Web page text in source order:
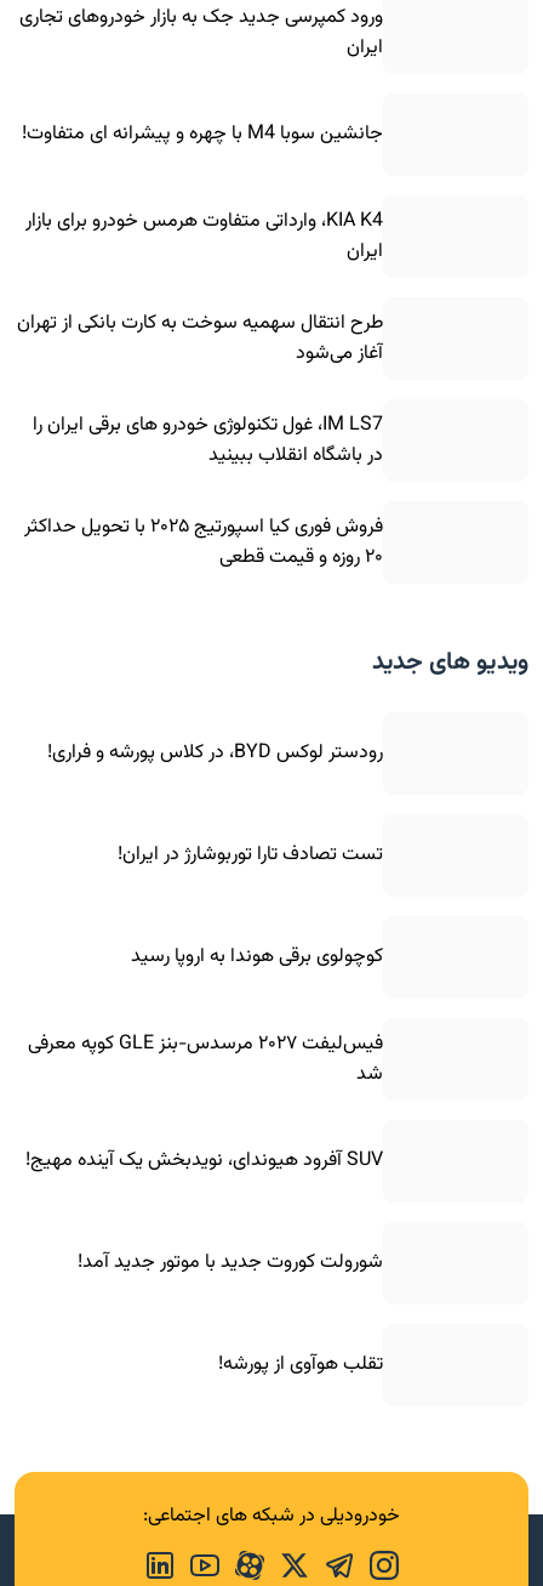
ورود کمپرسی جدید جک به بازار خودروهای تجاری
ایران
جانشین سوبا M4 با چهره و پیشرانه ای متفاوت!
KIA K4، وارداتی متفاوت هرمس خودرو برای بازار
ایران
طرح انتقال سهمیه سوخت به کارت بانکی از تهران
آغاز می‌شود
IM LS7، غول تکنولوژی خودرو های برقی ایران را
در باشگاه انقلاب ببینید
فروش فوری کیا اسپورتیج ۲۰۲۵ با تحویل حداکثر
۲۰ روزه و قیمت قطعی
ویدیو های جدید
رودستر لوکس BYD، در کلاس پورشه و فراری!
تست تصادف تارا توربوشارژ در ایران!
کوچولوی برقی هوندا به اروپا رسید
فیس‌لیفت ۲۰۲۷ مرسدس-بنز GLE کوپه معرفی
شد
SUV آفرود هیوندای، نویدبخش یک آینده مهیج!
شورولت کوروت جدید با موتور جدید آمد!
تقلب هوآوی از پورشه!
خودرودیلی در شبکه های اجتماعی: